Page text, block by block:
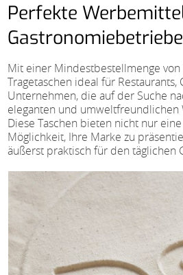
Perfekte
Gastronomiebetriebe
Mit einer Mindestbestellmenge
Tragetaschen ideal für Restaurants,
Unternehmen, die auf der Suche
eleganten und
Diese Taschen bieten nicht nur
Möglichkeit, Ihre Marke zu
äußerst praktisch für den täglichen